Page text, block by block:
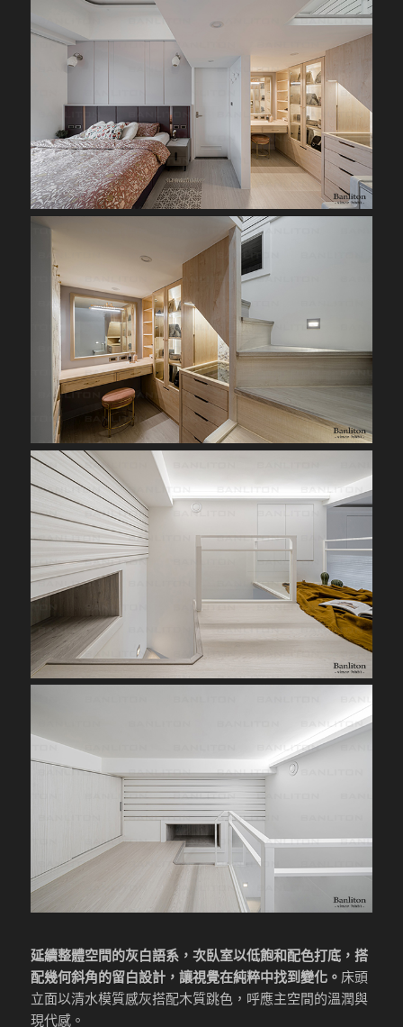
延續整體空間的灰白語系，次臥室以低飽和配色打底，搭
配幾何斜角的留白設計，讓視覺在純粹中找到變化。 床頭
立面以清水模質感灰搭配木質跳色，呼應主空間的溫潤與
現代感。